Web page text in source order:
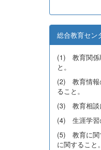
総合教育セン
(1) 教育関係
と。
(2) 教育情報
ること。
(3) 教育相談
(4) 生涯学習
(5) 教育に関
に関すること。